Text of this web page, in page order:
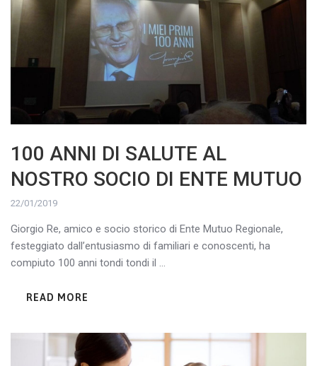
100 ANNI DI SALUTE AL
NOSTRO SOCIO DI ENTE MUTUO
22/01/2019
Giorgio Re, amico e socio storico di Ente Mutuo Regionale,
festeggiato dall’entusiasmo di familiari e conoscenti, ha
compiuto 100 anni tondi tondi il ...
READ MORE